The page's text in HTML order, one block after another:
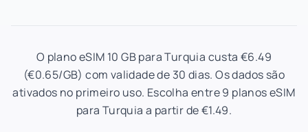
O plano eSIM 10 GB para Turquia custa €6.49
(€0.65/GB) com validade de 30 dias. Os dados são
ativados no primeiro uso. Escolha entre 9 planos eSIM
para Turquia a partir de €1.49.